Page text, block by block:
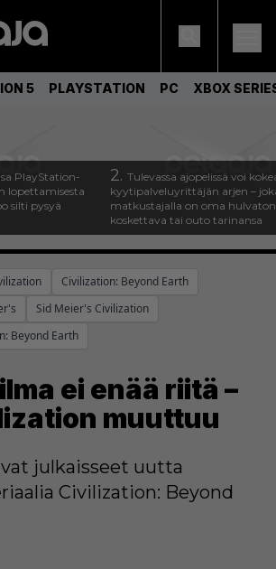
5 PLAYSTATION PC XBOX
PlayStation-
lopettamisesta
silti pysyä
2. Tulevassa ajopelissä voi
kyytipalveluyrittäjän arjen –
matkustajalla on oma
koskettava tai outo tarinansa
Civilization: Beyond Earth
Sid Meier's Civilization
Beyond Earth
ei enää riitä –
muuttuu
julkaisseet uutta
Civilization: Beyond